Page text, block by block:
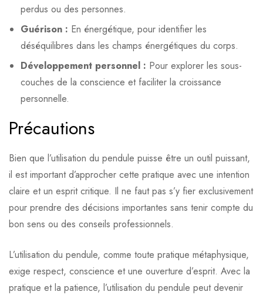
perdus ou des personnes.
Guérison : En énergétique, pour identifier les
déséquilibres dans les champs énergétiques du corps.
Développement personnel : Pour explorer les sous-
couches de la conscience et faciliter la croissance
personnelle.
Précautions
Bien que l’utilisation du pendule puisse être un outil puissant,
il est important d’approcher cette pratique avec une intention
claire et un esprit critique. Il ne faut pas s’y fier exclusivement
pour prendre des décisions importantes sans tenir compte du
bon sens ou des conseils professionnels.
L’utilisation du pendule, comme toute pratique métaphysique,
exige respect, conscience et une ouverture d’esprit. Avec la
pratique et la patience, l’utilisation du pendule peut devenir